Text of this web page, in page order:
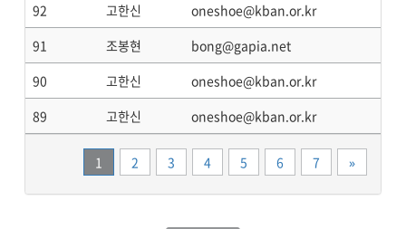
92
고한신 oneshoe@kban.or.kr
91
조봉현 bong@gapia.net
90
고한신 oneshoe@kban.or.kr
89
고한신 oneshoe@kban.or.kr
1 2 3 4 5 6 7 »끝